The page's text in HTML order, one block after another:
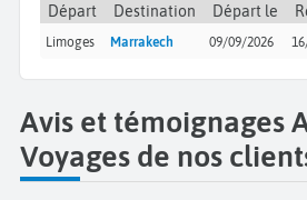
Départ
Destination Départ le
Limoges Marrakech 09/09/2026
Avis et témoignages
Voyages de nos